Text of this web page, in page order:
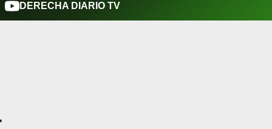
DERECHA DIARIO TV